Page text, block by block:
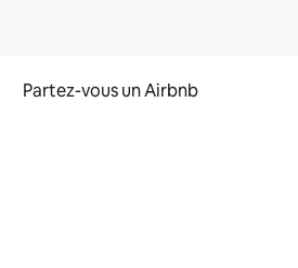
Partez-vous un Airbnb